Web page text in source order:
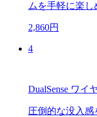
ムを手軽に楽し
2,860円
4
DualSense ワイ
圧倒的な没入感